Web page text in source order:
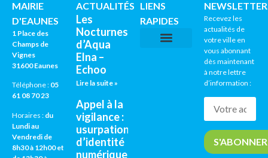
MAIRIE
D'EAUNES
1 Place des
Champs de
Vignes
31600 Eaunes
Téléphone : 05
61 08 70 23
Horaires : du
Lundi au
Vendredi de
8h30 à 12h00 et
ACTUALITÉS
Les
Nocturnes
d’Aqua
Elna –
Echoo
Lire la suite »
Appel à la
vigilance :
usurpation
d’identité
numérique
LIENS
RAPIDES
Recevez les
actualités de
votre ville en
vous abonnant
dès maintenant
à notre lettre
d’information :